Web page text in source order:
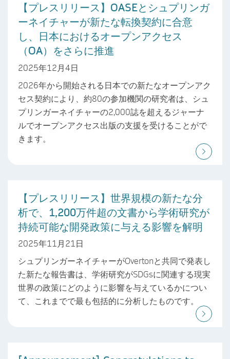
【プレスリリース】OASEとシュプリンガ
ーネイチャーが新たな転換契約に合意
し、日本におけるオープンアクセス
（OA）をさらに推進
2025年12月4日
2026年から開始される日本での新たなオープンアク
セス契約により、約80の参加機関の研究者は、シュ
プリンガーネイチャーの2,000誌を超えるジャーナ
ルでオープンアクセス出版の支援を受けることがで
きます。
【プレスリリース】世界規模の新たな分
析で、1,200万件超の文書から学術研究が
持続可能な開発政策に与える影響を解明
2025年11月21日
シュプリンガーネイチャーがOvertonと共同で発表し
た新たな報告書は、学術研究がSDGsに関連する現実
世界の政策にどのように影響を与えているかについ
て、これまでで最も包括的に分析したものです。